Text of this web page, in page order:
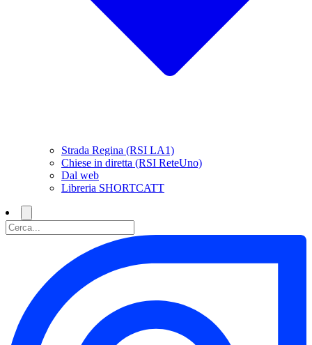
Strada Regina (RSI LA1)
Chiese in diretta (RSI ReteUno)
Dal web
Libreria SHORTCATT